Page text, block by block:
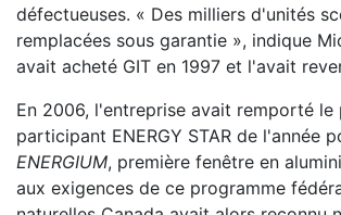
défectueuses. « Des milliers d'unités
remplacées sous garantie », indique
avait acheté GIT en 1997 et l'avait
En 2006, l'entreprise avait remporté le
participant ENERGY STAR de l'année
ENERGIUM, première fenêtre en
aux exigences de ce programme